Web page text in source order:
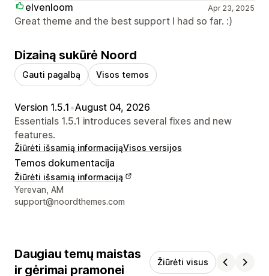
elvenloom
Apr 23, 2025
Great theme and the best support I had so far. :)
Dizainą sukūrė Noord
Gauti pagalbą Visos temos
Version 1.5.1 •August 04, 2026
Essentials 1.5.1 introduces several fixes and new
features.
Žiūrėti išsamią informacijąVisos versijos
Temos dokumentacija
Žiūrėti išsamią informaciją
Kūrėjo kontaktiniai duomenys
Yerevan, AM
support@noordthemes.com
Daugiau temų maistas
ir gėrimai pramonei
Žiūrėti visus